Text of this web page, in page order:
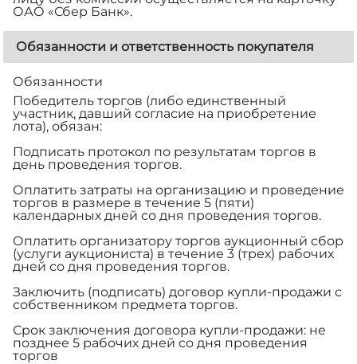
ОАО «Сбер Банк».
Обязанности и ответственность покупателя
Обязанности
Победитель торгов (либо единственный
участник, давший согласие на приобретение
лота), обязан:
Подписать протокол по результатам торгов в
день проведения торгов.
Оплатить затраты на организацию и проведение
торгов в размере в течение 5 (пяти)
календарных дней со дня проведения торгов.
Оплатить организатору торгов аукционный сбор
(услуги аукциониста) в течение 3 (трех) рабочих
дней со дня проведения торгов.
Заключить (подписать) договор купли-продажи с
собственником предмета торгов.
Срок заключения договора купли-продажи: не
позднее 5 рабочих дней со дня проведения
торгов